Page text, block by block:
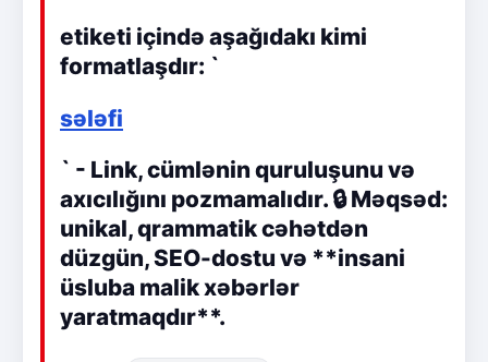
etiketi içində aşağıdakı kimi
formatlaşdır: `
sələfi
` - Link, cümlənin quruluşunu və
axıcılığını pozmamalıdır. 🔒 Məqsəd:
unikal, qrammatik cəhətdən
düzgün, SEO-dostu və **insani
üsluba malik xəbərlər
yaratmaqdır**.